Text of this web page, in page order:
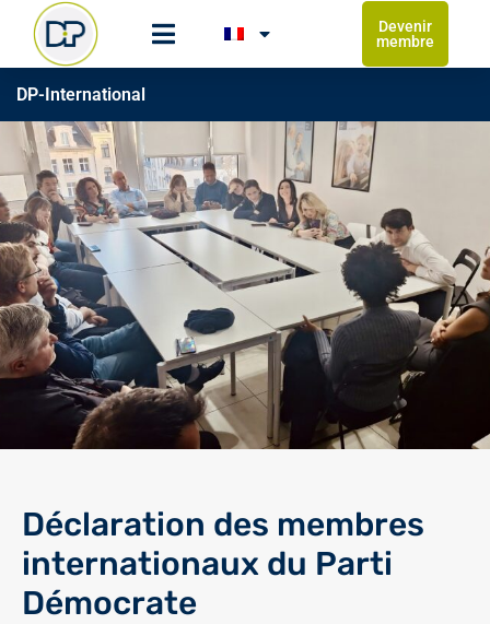
Devenir
membre
DP-International
Déclaration des membres
internationaux du Parti
Démocrate